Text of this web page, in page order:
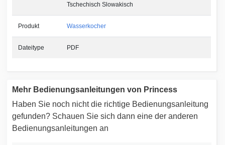
Tschechisch Slowakisch
Produkt Wasserkocher
Dateitype PDF
Mehr Bedienungsanleitungen von Princess
Haben Sie noch nicht die richtige Bedienungsanleitung
gefunden? Schauen Sie sich dann eine der anderen
Bedienungsanleitungen an